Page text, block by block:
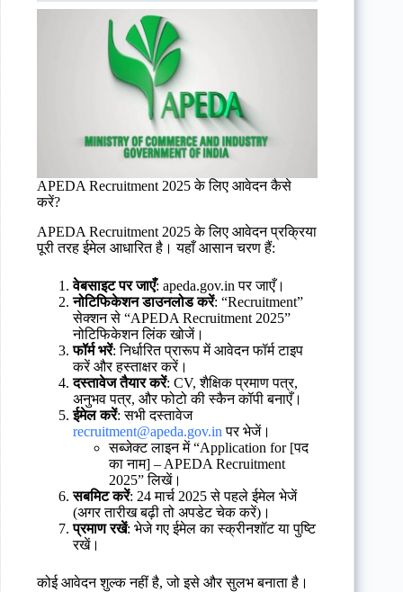
APEDA Recruitment 2025 के लिए आवेदन कैसे
करें?
APEDA Recruitment 2025 के लिए आवेदन प्रक्रिया
पूरी तरह ईमेल आधारित है। यहाँ आसान चरण हैं:
वेबसाइट पर जाएँ: apeda.gov.in पर जाएँ।
नोटिफिकेशन डाउनलोड करें: “Recruitment”
सेक्शन से “APEDA Recruitment 2025”
नोटिफिकेशन लिंक खोजें।
फॉर्म भरें: निर्धारित प्रारूप में आवेदन फॉर्म टाइप
करें और हस्ताक्षर करें।
दस्तावेज तैयार करें: CV, शैक्षिक प्रमाण पत्र,
अनुभव पत्र, और फोटो की स्कैन कॉपी बनाएँ।
ईमेल करें: सभी दस्तावेज
recruitment@apeda.gov.in पर भेजें।
सब्जेक्ट लाइन में “Application for [पद
का नाम] – APEDA Recruitment
2025” लिखें।
सबमिट करें: 24 मार्च 2025 से पहले ईमेल भेजें
(अगर तारीख बढ़ी तो अपडेट चेक करें)।
प्रमाण रखें: भेजे गए ईमेल का स्क्रीनशॉट या पुष्टि
रखें।
कोई आवेदन शुल्क नहीं है, जो इसे और सुलभ बनाता है।